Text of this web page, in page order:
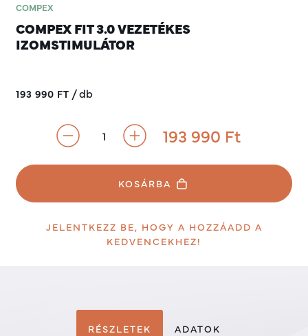
COMPEX
COMPEX FIT 3.0 VEZETÉKES
IZOMSTIMULÁTOR
193 990 FT /db
193 990 Ft
KOSÁRBA
JELENTKEZZ BE, HOGY A HOZZÁADD A
KEDVENCEKHEZ!
RÉSZLETEK ADATOK